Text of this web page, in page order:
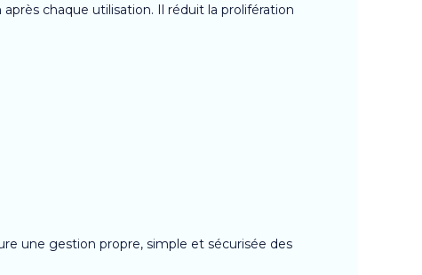
chaque utilisation. Il réduit la prolifération
une gestion propre, simple et sécurisée des